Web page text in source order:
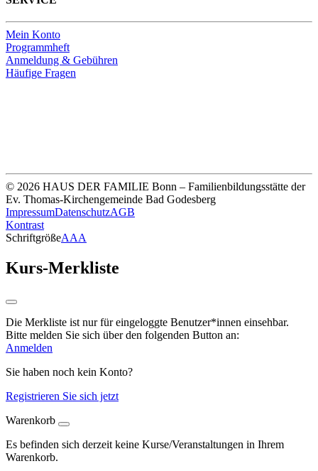
Mein Konto
Programmheft
Anmeldung & Gebühren
Häufige Fragen
© 2026 HAUS DER FAMILIE Bonn – Familienbildungsstätte der
Ev. Thomas-Kirchengemeinde Bad Godesberg
ImpressumDatenschutzAGB
Kontrast
SchriftgrößeAAA
Kurs-Merkliste
Die Merkliste ist nur für eingeloggte Benutzer*innen einsehbar.
Bitte melden Sie sich über den folgenden Button an:
Anmelden
Sie haben noch kein Konto?
Registrieren Sie sich jetzt
Warenkorb
Es befinden sich derzeit keine Kurse/Veranstaltungen in Ihrem
Warenkorb.